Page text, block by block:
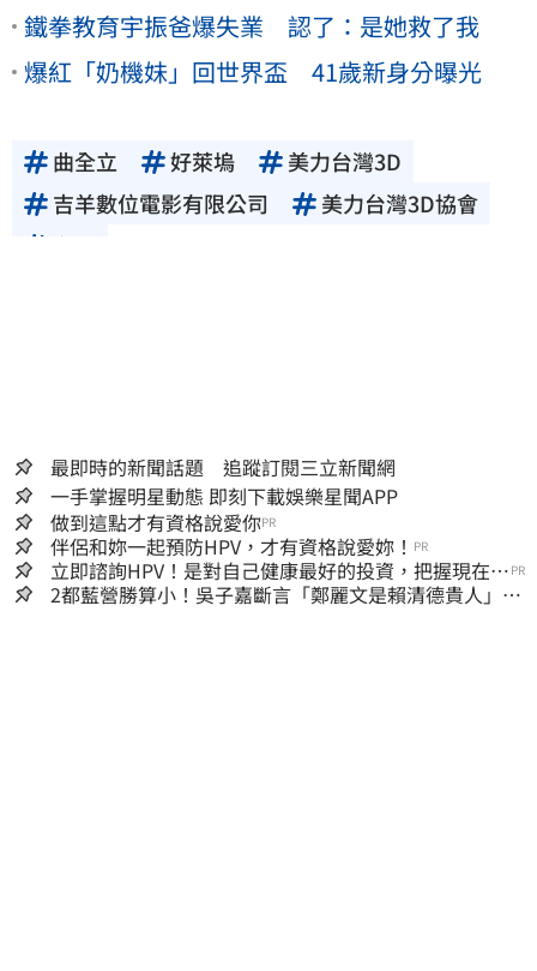
鐵拳教育宇振爸爆失業 認了：是她救了我
爆紅「奶機妹」回世界盃 41歲新身分曝光
曲全立 好萊塢
美力台灣3D
吉羊數位電影有限公司
美力台灣3D協會
台灣
最即時的新聞話題 追蹤訂閱三立新聞網
一手掌握明星動態 即刻下載娛樂星聞APP
做到這點才有資格說愛你PR
伴侶和妳一起預防HPV，才有資格說愛妳！ PR
立即諮詢HPV！是對自己健康最好的投資，把握現在不
嫌晚！
PR
2都藍營勝算小！吳子嘉斷言「鄭麗文是賴清德貴人」：